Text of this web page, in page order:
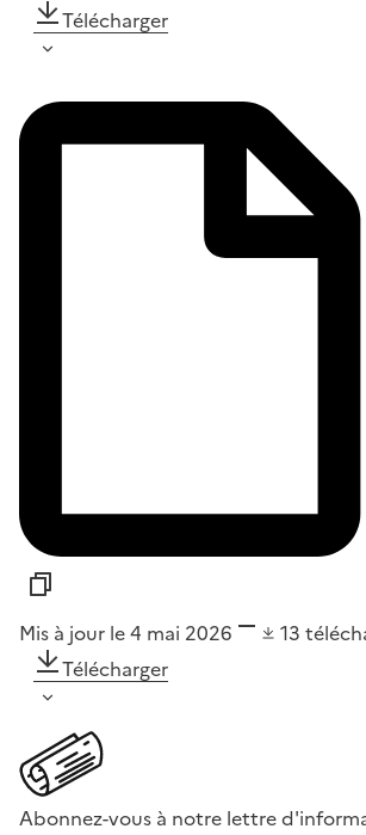
Télécharger
Mis à jour le 4 mai 2026 13
Télécharger
Abonnez-vous à notre lettre